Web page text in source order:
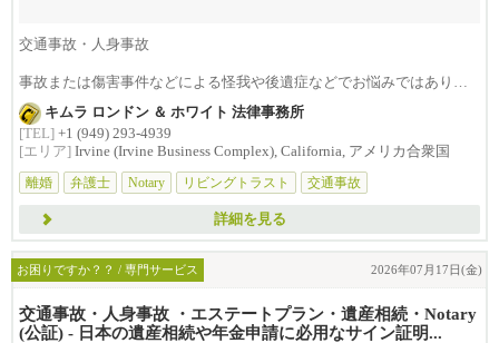
交通事故・人身事故
事故または傷害事件などによる怪我や後遺症などでお悩みではありま
せんか？損害賠償は治療費...
キムラ ロンドン ＆ ホワイト 法律事務所
[TEL] +1 (949) 293-4939
[エリア] Irvine (Irvine Business Complex), California, アメリカ合衆国
離婚
弁護士 Notary リビングトラスト 交通事故
詳細を見る
お困りですか？？ / 専門サービス 2026年07月17日(金)
交通事故・人身事故 ・エステートプラン・遺産相続・Notary
(公証) - 日本の遺産相続や年金申請に必用なサイン証明...